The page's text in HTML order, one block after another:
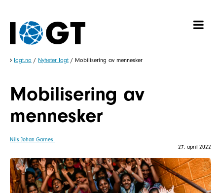
Iogt.no / Nyheter Iogt / Mobilisering av mennesker
Mobilisering av
mennesker
Nils Johan Garnes
27. april 2022